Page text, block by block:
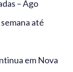
– Ago
até
em Nova